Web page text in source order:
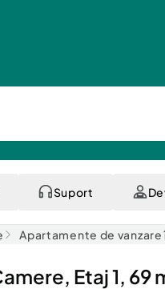
Suport
Apartamente de
Etaj 1, 69